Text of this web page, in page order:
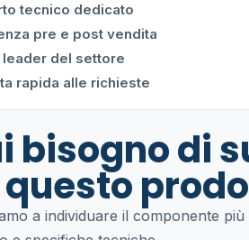
tecnico dedicato
pre e post vendita
leader del settore
rapida alle richieste
bisogno di
a individuare il componente